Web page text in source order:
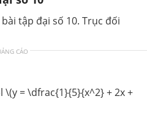
tập đại số 10. Trục đối
CÁO
= \dfrac{1}{5}{x^2} + 2x +